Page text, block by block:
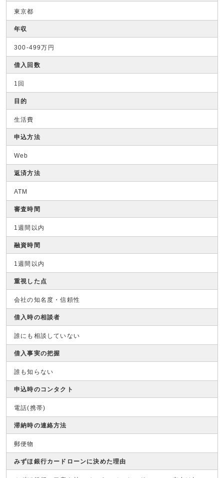
東京都
年収
300-499万円
借入回数
1回
目的
生活費
申込方法
Web
返済方法
ATM
審査時間
1週間以内
融資時間
1週間以内
重視した点
会社の知名度・信頼性
借入時の相談者
誰にも相談していない
借入事実の把握
誰も知らない
申込時のコンタクト
電話(携帯)
滞納時の連絡方法
郵便物
みずほ銀行カードローンに決めた理由